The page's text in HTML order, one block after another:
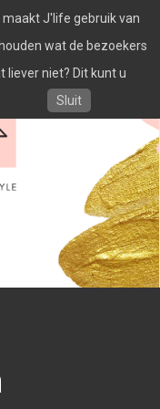
J'life gebruik van
wat de bezoekers
liever niet? Dit kunt u
Sluit